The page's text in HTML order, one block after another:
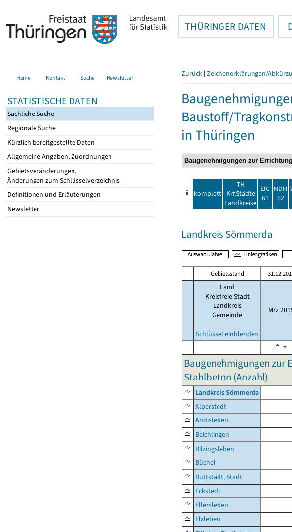
THÜRINGER DATEN
Home Kontakt Suche Newsletter
STATISTISCHE DATEN
Sachliche Suche
Regionale Suche
Kürzlich bereitgestellte Daten
Allgemeine Angaben, Zuordnungen
Gebietsveränderungen,
Änderungen zum Schlüsselverzeichnis
Definitionen und Erläuterungen
Newsletter
Zurück | Zeichenerklärungen/
Baustoff/
in Thüringen
komplett
TH
Krf.Städte
Landkreise
EIC
61
NDH
62
Landkreis Sömmerda
Gebietsstand
Land
Kreisfreie Stadt
Landkreis
Gemeinde
Schlüssel einblenden
Mrz
Baugenehmigungen zur
Stahlbeton (Anzahl)
Landkreis Sömmerda
Alperstedt
Andisleben
Beichlingen
Bilzingsleben
Büchel
Buttstädt, Stadt
Eckstedt
Ellersleben
Elxleben